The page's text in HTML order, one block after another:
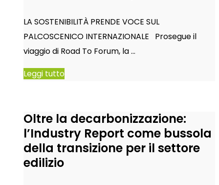
LA SOSTENIBILITÀ PRENDE VOCE SUL
PALCOSCENICO INTERNAZIONALE Prosegue il
viaggio di Road To Forum, la …
Leggi tutto
Oltre la decarbonizzazione:
l’Industry Report come bussola
della transizione per il settore
edilizio